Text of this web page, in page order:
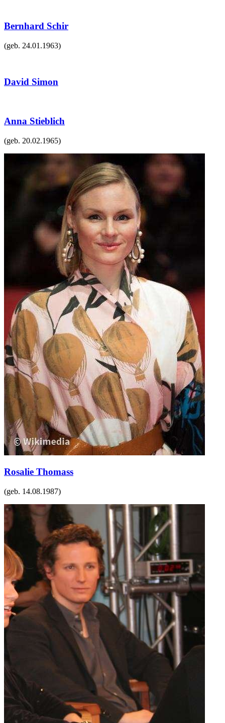
Bernhard Schir
(geb. 24.01.1963)
David Simon
Anna Stieblich
(geb. 20.02.1965)
Rosalie Thomass
(geb. 14.08.1987)